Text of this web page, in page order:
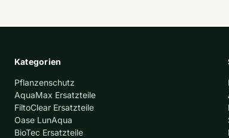
Kategorien
Pflanzenschutz
AquaMax Ersatzteile
FiltoClear Ersatzteile
Oase LunAqua
BioTec Ersatzteile